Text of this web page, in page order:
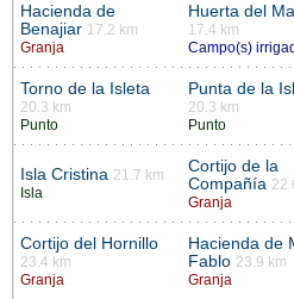
Hacienda de
Benajiar 17.2 km
Granja
Huerta del
17.4 km
Campo(s)
Torno de la Isleta
20.3 km
Punto
Punta de la
20.3 km
Punto
Isla Cristina 21.7 km
Isla
Cortijo de la
Compañía
Granja
Cortijo del Hornillo
23.4 km
Granja
Hacienda de
Fablo 23.9 km
Granja